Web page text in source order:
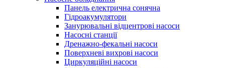
Панель електрична сонячна
Гідроакумулятори
Занурювальні відцентрові насоси
Насосні станції
Дренажно-фекальні насоси
Поверхневі вихрові насоси
Циркуляційні насоси